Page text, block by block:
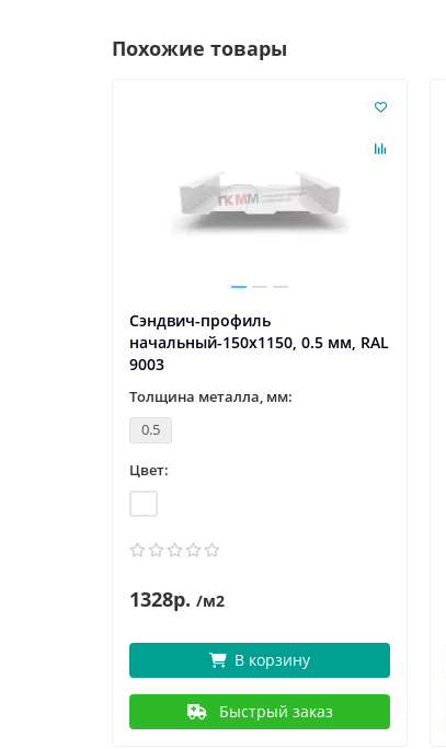
Похожие товары
Сэндвич-профиль
начальный-150х1150, 0.5 мм, RAL
9003
Толщина металла, мм:
0.5
Цвет:
1328р. /м2
В корзину
Быстрый заказ